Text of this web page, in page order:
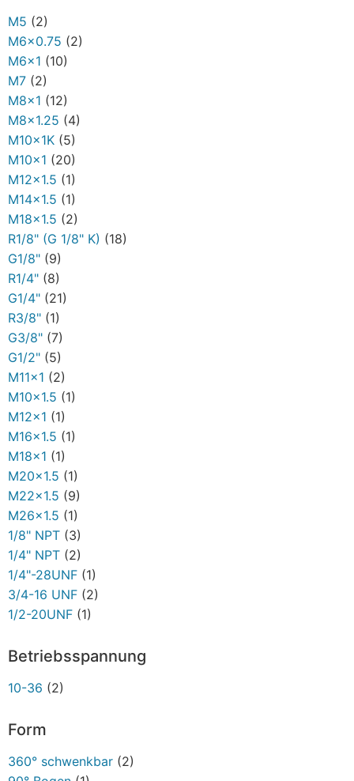
M5 (2)
M6x0.75 (2)
M6x1 (10)
M7 (2)
M8x1 (12)
M8x1.25 (4)
M10x1K (5)
M10x1 (20)
M12x1.5 (1)
M14x1.5 (1)
M18x1.5 (2)
R1/8" (G 1/8" K) (18)
G1/8" (9)
R1/4" (8)
G1/4" (21)
R3/8" (1)
G3/8" (7)
G1/2" (5)
M11x1 (2)
M10x1.5 (1)
M12x1 (1)
M16x1.5 (1)
M18x1 (1)
M20x1.5 (1)
M22x1.5 (9)
M26x1.5 (1)
1/8" NPT (3)
1/4" NPT (2)
1/4"-28UNF (1)
3/4-16 UNF (2)
1/2-20UNF (1)
Betriebsspannung
10-36 (2)
Form
360° schwenkbar (2)